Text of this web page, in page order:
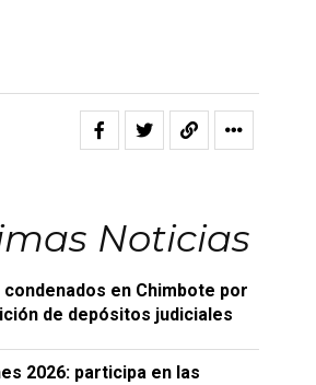
Noticias
condenados en Chimbote por
de depósitos judiciales
2026: participa en las